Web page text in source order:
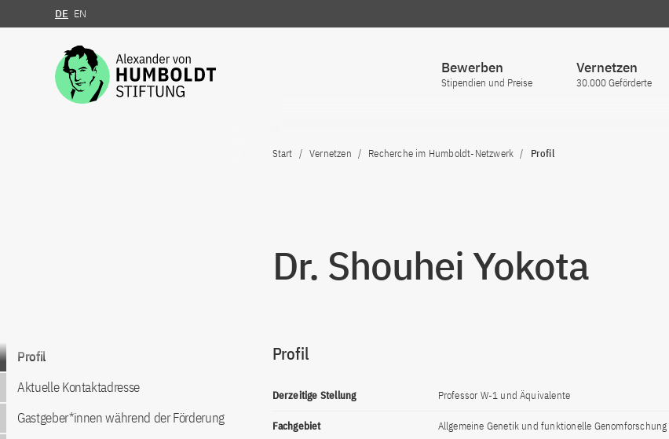
Zum Inhalt springen
DE EN
Bewerben
Stipendien und Preise
Vernetzen
30.000 Geförderte
Start Vernetzen Recherche im Humboldt-Netzwerk Profil
Dr. Shouhei Yokota
Zum Inhalt springen
Profil
Aktuelle Kontaktadresse
Gastgeber*innen während der Förderung
Profil
Derzeitige Stellung Professor W-1 und Äquivalente
Fachgebiet Allgemeine Genetik und funktionelle Genomforschung